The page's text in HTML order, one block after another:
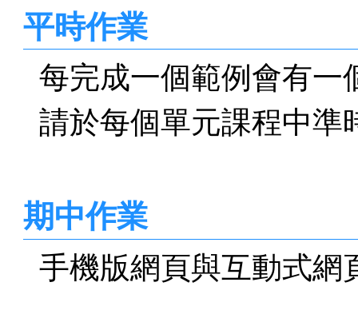
平時作業
每完成一個範例會有一
請於每個單元課程中準
期中作業
手機版網頁與互動式網